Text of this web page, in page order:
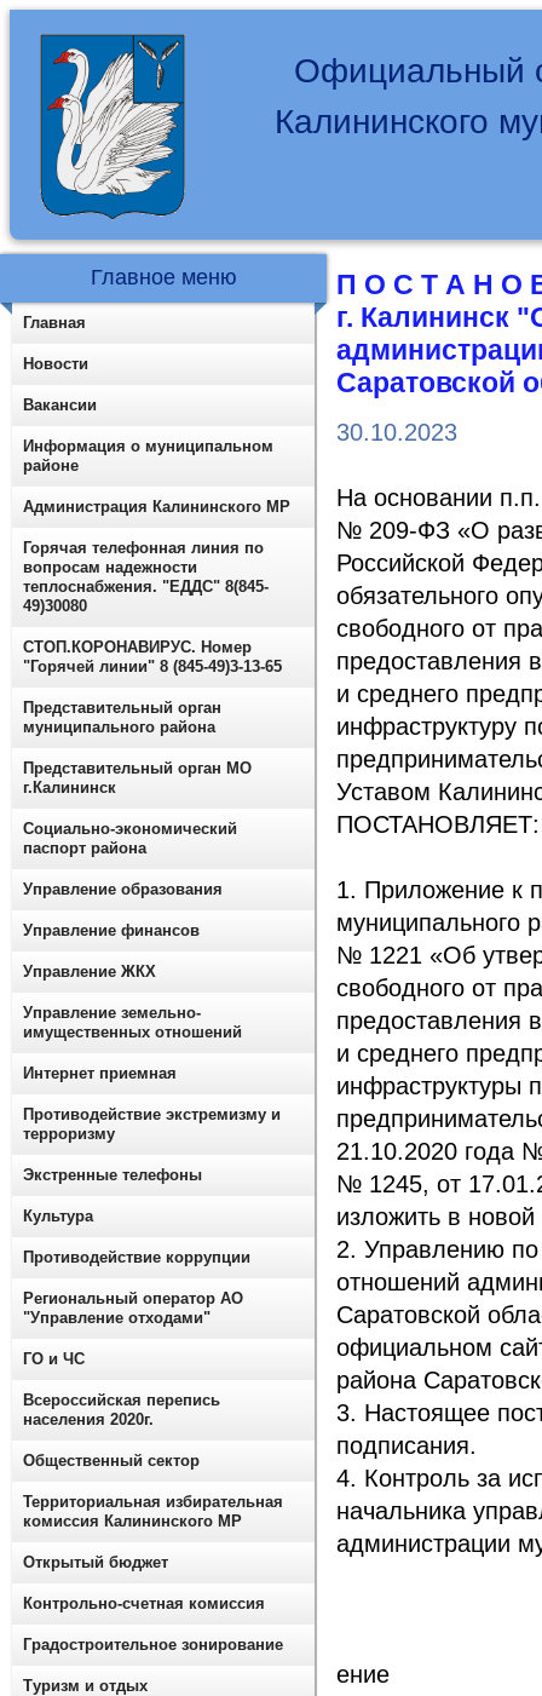
Официальный
Калининского
П О С Т А Н О
г. Калининск
Саратовской
30.10.2023
На основании
№ 209-ФЗ «О
Российской
обязательного
свободного от
предоставления
и среднего
инфраструктуру
Уставом
ПОСТАНОВЛЯЕТ:
1. Приложение к
муниципального
№ 1221 «Об
свободного от
предоставления
и среднего
инфраструктуры
21.10.2020 года
№ 1245, от
изложить в
2. Управлению
отношений
Саратовской
официальном
района
3. Настоящее
подписания.
4. Контроль за
начальника
администрации
ение
Главное меню
Главная
Новости
Вакансии
Информация о муниципальном
районе
Администрация Калининского МР
Горячая телефонная линия по
вопросам надежности
теплоснабжения. "ЕДДС" 8(845-
49)30080
СТОП.КОРОНАВИРУС. Номер
"Горячей линии" 8 (845-49)3-13-65
Представительный орган
муниципального района
Представительный орган МО
г.Калининск
Социально-экономический
паспорт района
Управление образования
Управление финансов
Управление ЖКХ
Управление земельно-
имущественных отношений
Интернет приемная
Противодействие экстремизму и
терроризму
Экстренные телефоны
Культура
Противодействие коррупции
Региональный оператор АО
"Управление отходами"
ГО и ЧС
Всероссийская перепись
населения 2020г.
Общественный сектор
Территориальная избирательная
комиссия Калининского МР
Открытый бюджет
Контрольно-счетная комиссия
Градостроительное зонирование
Туризм и отдых